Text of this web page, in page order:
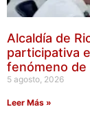
Alcaldía de
participativa
fenómeno de
5 agosto, 2026
Leer Más »